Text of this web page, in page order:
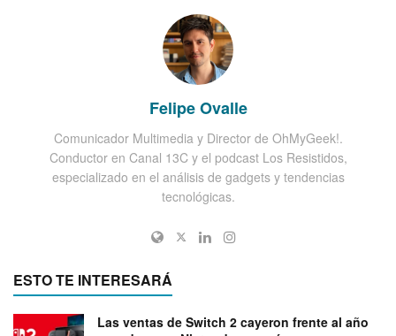
Felipe Ovalle
Comunicador Multimedia y Director de OhMyGeek!.
Conductor en Canal 13C y el podcast Los Resistidos,
especializado en el análisis de gadgets y tendencias
tecnológicas.
ESTO TE INTERESARÁ
Las ventas de Switch 2 cayeron frente al año